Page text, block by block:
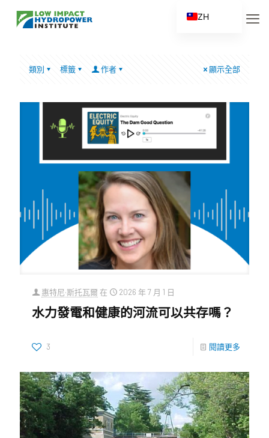
類別 標籤 作者 顯示全部
惠特尼·斯托瓦爾 在 2026 年 7 月 1 日
水力發電和健康的河流可以共存嗎？
3 閱讀更多
ZH